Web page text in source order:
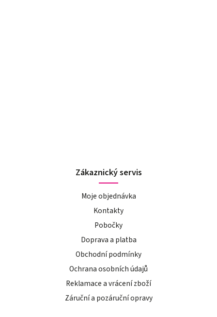
Zákaznický servis
Moje objednávka
Kontakty
Pobočky
Doprava a platba
Obchodní podmínky
Ochrana osobních údajů
Reklamace a vrácení zboží
Záruční a pozáruční opravy